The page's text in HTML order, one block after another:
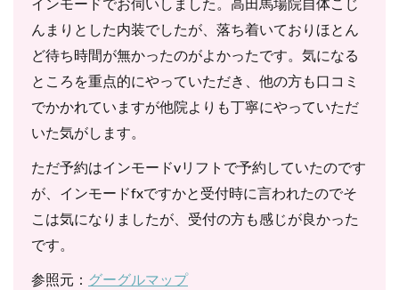
インモードでお伺いしました。高田馬場院自体こじ
んまりとした内装でしたが、落ち着いておりほとん
ど待ち時間が無かったのがよかったです。気になる
ところを重点的にやっていただき、他の方も口コミ
でかかれていますが他院よりも丁寧にやっていただ
いた気がします。
ただ予約はインモードvリフトで予約していたのです
が、インモードfxですかと受付時に言われたのでそ
こは気になりましたが、受付の方も感じが良かった
です。
参照元： グーグルマップ